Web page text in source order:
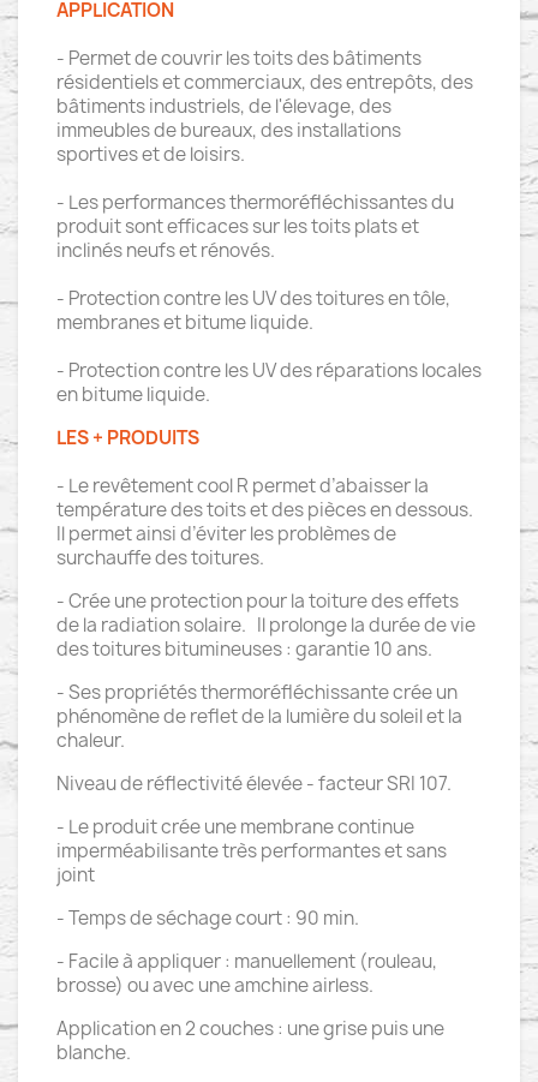
APPLICATION
- Permet de couvrir les toits des bâtiments
résidentiels et commerciaux, des entrepôts, des
bâtiments industriels, de l'élevage, des
immeubles de bureaux, des installations
sportives et de loisirs.
- Les performances thermoréfléchissantes du
produit sont efficaces sur les toits plats et
inclinés neufs et rénovés.
- Protection contre les UV des toitures en tôle,
membranes et bitume liquide.
- Protection contre les UV des réparations locales
en bitume liquide.
LES + PRODUITS
- Le revêtement cool R permet d’abaisser la
température des toits et des pièces en dessous.
Il permet ainsi d’éviter les problèmes de
surchauffe des toitures.
- Crée une protection pour la toiture des effets
de la radiation solaire. Il prolonge la durée de vie
des toitures bitumineuses : garantie 10 ans.
- Ses propriétés thermoréfléchissante crée un
phénomène de reflet de la lumière du soleil et la
chaleur.
Niveau de réflectivité élevée - facteur SRI 107.
- Le produit crée une membrane continue
imperméabilisante très performantes et sans
joint
- Temps de séchage court : 90 min.
- Facile à appliquer : manuellement (rouleau,
brosse) ou avec une amchine airless.
Application en 2 couches : une grise puis une
blanche.